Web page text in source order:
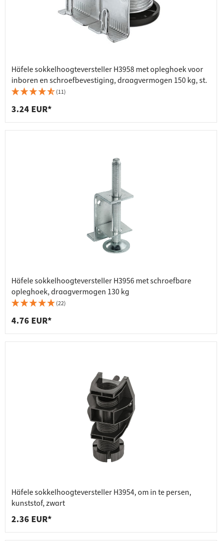
Häfele sokkelhoogteversteller H3958 met opleghoek voor
inboren en schroefbevestiging, draagvermogen 150 kg, st.
(11)
3.24 EUR*
Häfele sokkelhoogteversteller H3956 met schroefbare
opleghoek, draagvermogen 130 kg
(22)
4.76 EUR*
Häfele sokkelhoogteversteller H3954, om in te persen,
kunststof, zwart
2.36 EUR*